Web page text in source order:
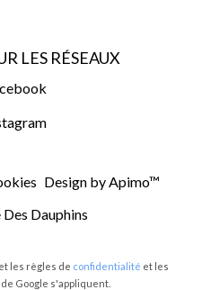
LES RÉSEAUX
Design byApimo™
Dauphins
les règles de confidentialité et les
de Google s'appliquent.